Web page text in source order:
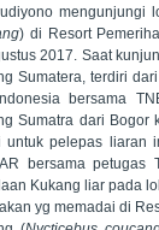
mengunjungi
) di Resort
2017. Saat
Sumatera, terdiri
bersama
Sumatra dari Bogor
untuk pelepas liaran
bersama petugas
Kukang liar pada
yg memadai di